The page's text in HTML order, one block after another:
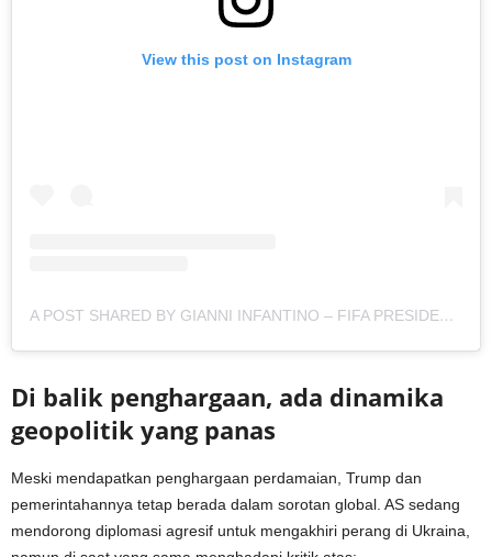
View this post on Instagram
A POST SHARED BY GIANNI INFANTINO – FIFA PRESIDENT (@GIANNI_INFANTINO)
Di balik penghargaan, ada dinamika
geopolitik yang panas
Meski mendapatkan penghargaan perdamaian, Trump dan
pemerintahannya tetap berada dalam sorotan global. AS sedang
mendorong diplomasi agresif untuk mengakhiri perang di Ukraina,